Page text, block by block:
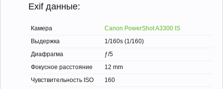
Exif данные:
Камера
Canon PowerShot A3300 IS
Выдержка
1/160s (1/160)
Диафрагма
ƒ/5
Фокусное расстояние
12 mm
Чувствительность ISO
160